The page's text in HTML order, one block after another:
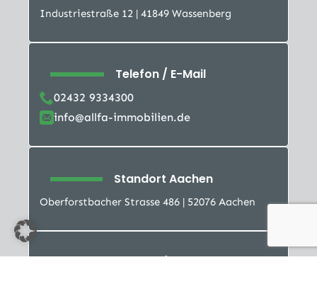
Industriestraße 12 | 41849 Wassenberg
Telefon / E-Mail
02432 9334300
info@allfa-immobilien.de
Standort Aachen
Oberforstbacher Strasse 486 | 52076 Aachen